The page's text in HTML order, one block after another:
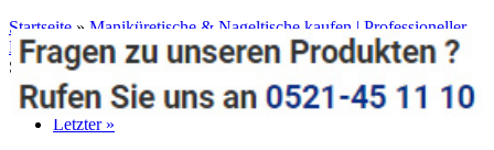
Startseite » Maniküretische & Nageltische kaufen | Professioneller
Manikürebedarf für Studios »Pinsel & Hilfsmittel »Gelliner
Standard (Pferdefüsschen)
weiter »
Letzter »